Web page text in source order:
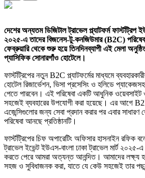
দেশের অন্যতম ডিজিটাল ট্রাভেল প্ল্যাটফর্ম ফার্স্টট্রিপ
২০২৫-এ তাদের বিজনেস-টু-কনজিউমার (B2C)
ফেব্রুয়ারি থেকে শুরু হয়ে তিনদিনব্যাপী এই মেলা
প্যাসিফিক সোনারগাঁও হোটেলে।
ফার্স্টট্রিপের নতুন B2C প্ল্যাটফর্মের মাধ্যমে
হোটেল রিজার্ভেশন, ভিসা প্রসেসিং ও হলিডে
পেতে পারবেন। এই পরিষেবা একটি আধুনিক ওয়েবসাইট
সহজেই ব্যবহারের উপযোগী করা হয়েছে। এর আগে B2B
এজেন্সিগুলোর জন্য সেবা প্রদান করার পর এবার সাধারণ
পরিষেবা আনছে প্রতিষ্ঠানটি।
ফার্স্টট্রিপের চিফ অপারেটিং অফিসার হাসনাইন রফিক
ট্রাভেল ইভেন্ট ইউএস-বাংলা ঢাকা ট্রাভেল মার্ট
করতে পেরে আমরা অত্যন্ত আনন্দিত। আমাদের লক্ষ্য
সহজ ও সুবিধাজনক করা, যাতে যে কেউ সহজেই তার